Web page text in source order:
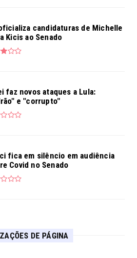
candidaturas de Michelle
Kicis ao Senado
faz novos ataques a Lula:
e "corrupto"
fica em silêncio em audiência
Covid no Senado
DE PÁGINA